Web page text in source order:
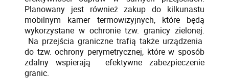
Planowany jest również zakup do kilkunastu
mobilnym kamer termowizyjnych, które będą
wykorzystane w ochronie tzw. granicy zielonej.
Na przejścia graniczne trafią także urządzenia
do tzw. ochrony perymetrycznej, które w sposób
zdalny wspierają efektywne zabezpieczenie
granic.